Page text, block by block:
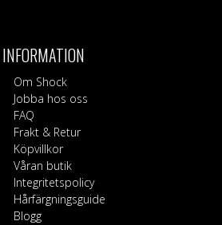
INFORMATION
Om Shock
Jobba hos oss
FAQ
Frakt & Retur
Köpvillkor
Våran butik
Integritetspolicy
Hårfärgningsguide
Blogg